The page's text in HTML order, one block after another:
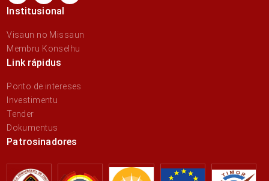
Institusional
Visaun no Missaun
Membru Konselhu
Link rápidus
Ponto de intereses
Investimentu
Tender
Dokumentus
Patrosinadores